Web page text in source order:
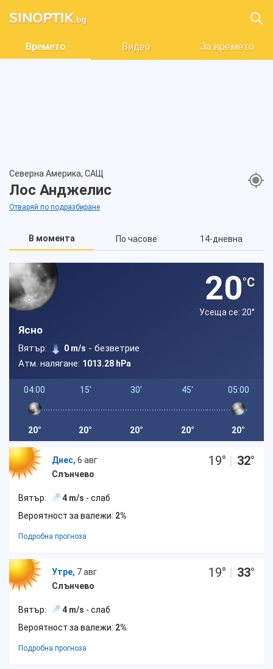
Времето Видео За времето
Северна Америка, САЩ
Лос Анджелис
Отваряй по подразбиране
В момента По часове 14-дневна
20°C
Усеща се: 20°
Ясно
Вятър: 0 m/s - безветрие
Атм. налягане: 1013.28 hPa
04:00
20°
15'
20°
30'
20°
45'
20°
05:00
20°
Днес, 6 авг
Слънчево
19° | 32°
Вятър: 4 m/s - слаб
Вероятност за валежи: 2%
Подробна прогноза
Утре, 7 авг
Слънчево
19° | 33°
Вятър: 4 m/s - слаб
Вероятност за валежи: 2%
Подробна прогноза